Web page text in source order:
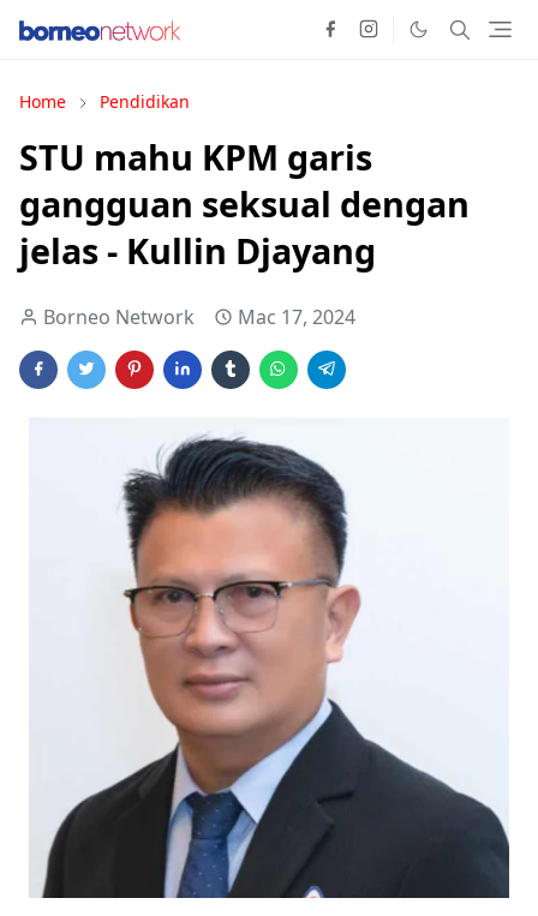
Home Pendidikan
STU mahu KPM garis
gangguan seksual dengan
jelas - Kullin Djayang
Borneo Network Mac 17, 2024